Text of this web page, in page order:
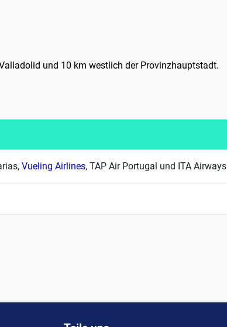
und 10 km westlich der Provinzhauptstadt.
Vueling Airlines, TAP Air Portugal und ITA Airways